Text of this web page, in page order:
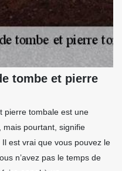
tombe et pierre
pierre tombale est une
mais pourtant, signifie
est vrai que vous pouvez le
n’avez pas le temps de